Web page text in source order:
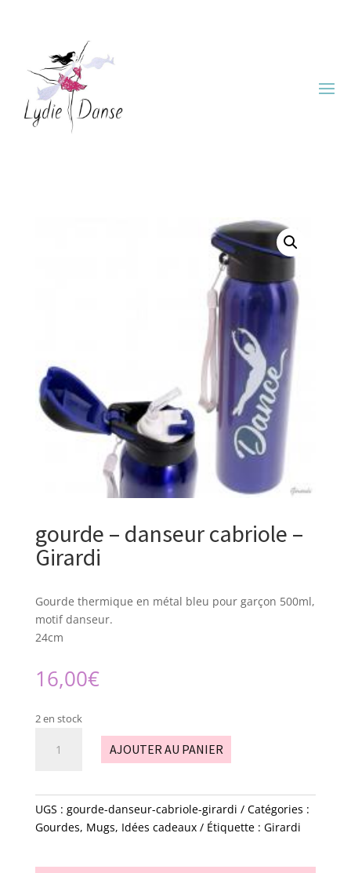
gourde – danseur cabriole –
Girardi
Gourde thermique en métal bleu pour garçon 500ml,
motif danseur.
24cm
16,00€
2 en stock
danseur
cabriole
AJOUTER AU PANIER
UGS : gourde-danseur-cabriole-girardi
Catégories :
Gourdes, Mugs, Idées cadeaux Étiquette : Girardi